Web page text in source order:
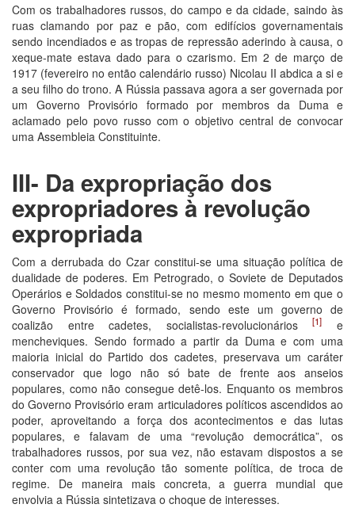
Com os trabalhadores russos, do campo e da cidade, saindo às
ruas clamando por paz e pão, com edifícios governamentais
sendo incendiados e as tropas de repressão aderindo à causa, o
xeque-mate estava dado para o czarismo. Em 2 de março de
1917 (fevereiro no então calendário russo) Nicolau II abdica a si e
a seu filho do trono. A Rússia passava agora a ser governada por
um Governo Provisório formado por membros da Duma e
aclamado pelo povo russo com o objetivo central de convocar
uma Assembleia Constituinte.
III- Da expropriação dos
expropriadores à revolução
expropriada
Com a derrubada do Czar constitui-se uma situação política de
dualidade de poderes. Em Petrogrado, o Soviete de Deputados
Operários e Soldados constitui-se no mesmo momento em que o
Governo Provisório é formado, sendo este um governo de
coalizão entre cadetes, socialistas-revolucionários[1]
e
mencheviques. Sendo formado a partir da Duma e com uma
maioria inicial do Partido dos cadetes, preservava um caráter
conservador que logo não só bate de frente aos anseios
populares, como não consegue detê-los. Enquanto os membros
do Governo Provisório eram articuladores políticos ascendidos ao
poder, aproveitando a força dos acontecimentos e das lutas
populares, e falavam de uma “revolução democrática”, os
trabalhadores russos, por sua vez, não estavam dispostos a se
conter com uma revolução tão somente política, de troca de
regime. De maneira mais concreta, a guerra mundial que
envolvia a Rússia sintetizava o choque de interesses.